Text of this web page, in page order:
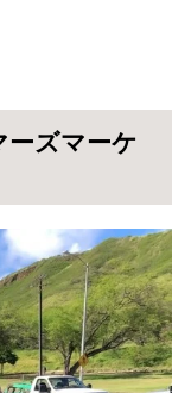
ーズマーケ